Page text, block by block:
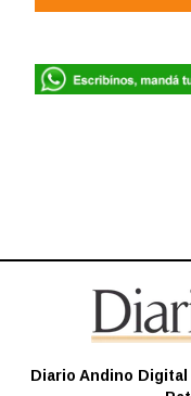
Diario Andino